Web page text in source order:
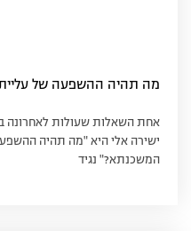
מה תהיה ההשפעה של
אחת השאלות שעולות לאחרונה
ישירה אלי היא "מה תהיה
המשכנתא?" נגיד